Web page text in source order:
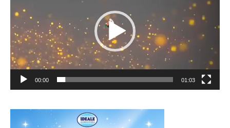
00:00 01:03